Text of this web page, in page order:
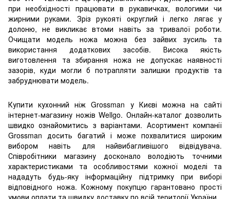
при необхідності працювати в рукавичках, вологими чи
жирними руками. Зріз рукояті округлий і легко лягає у
долоню, не викликає втоми навіть за тривалої роботи.
Очищати модель ножа можна без зайвих зусиль та
використання додаткових засобів. Висока якість
виготовлення та збирання ножа не допускає наявності
зазорів, куди могли б потрапляти залишки продуктів та
забруднювати модель.
Купити кухонний ніж Grossman у Києві можна на сайті
інтернет-магазину ножів Wellgo. Онлайн-каталог дозволить
швидко ознайомитись з варіантами. Асортимент компанії
Grossman досить багатий і може похвалитися широким
вибором навіть для найвибагливішого відвідувача.
Співробітники магазину досконало володіють точними
характеристиками та особливостями кожної моделі та
нададуть будь-яку інформаційну підтримку при виборі
відповідного ножа. Кожному покупцю гарантовано прості
умови оплати та швидку доставку по всій території України.